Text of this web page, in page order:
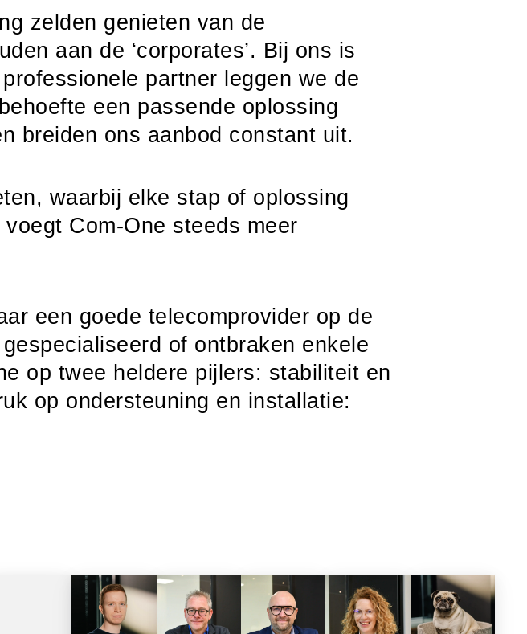
zelden genieten van de
aan de ‘corporates’. Bij ons is
partner leggen we de
een passende oplossing
breiden ons aanbod constant uit.
waarbij elke stap of oplossing
Com-One steeds meer
een goede telecomprovider op de
of ontbraken enkele
op twee heldere pijlers: stabiliteit en
op ondersteuning en installatie: